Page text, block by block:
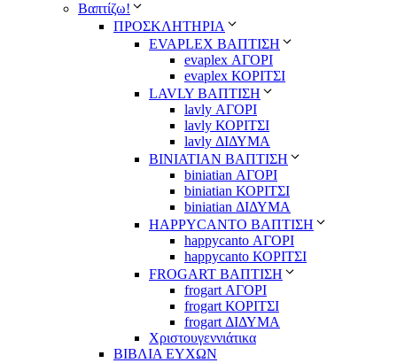
Βαπτίζω!
ΠΡΟΣΚΛΗΤΗΡΙΑ
EVAPLEX ΒΑΠΤΙΣΗ
evaplex ΑΓΟΡΙ
evaplex ΚΟΡΙΤΣΙ
LAVLY ΒΑΠΤΙΣΗ
lavly ΑΓΟΡΙ
lavly ΚΟΡΙΤΣΙ
lavly ΔΙΔΥΜΑ
ΒΙΝΙΑΤΙΑΝ ΒΑΠΤΙΣΗ
biniatian ΑΓΟΡΙ
biniatian ΚΟΡΙΤΣΙ
biniatian ΔΙΔΥΜΑ
HAPPYCANTO ΒΑΠΤΙΣΗ
happycanto ΑΓΟΡΙ
happycanto ΚΟΡΙΤΣΙ
FROGART ΒΑΠΤΙΣΗ
frogart ΑΓΟΡΙ
frogart ΚΟΡΙΤΣΙ
frogart ΔΙΔΥΜΑ
Χριστουγεννιάτικα
ΒΙΒΛΙΑ ΕΥΧΩΝ